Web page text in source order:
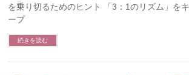
を乗り切るためのヒント 「3：1のリズム」をキ
ープ
続きを読む